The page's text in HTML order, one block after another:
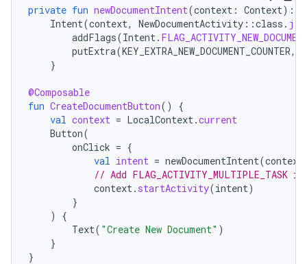
private fun newDocumentIntent(context : Context):
Intent(context, NewDocumentActivity ::class .
addFlags(Intent .
putExtra(KEY_EXTRA_NEW_DOCUMENT_COUNTER,
}
@Composable
fun CreateDocumentButton()
{
val context = LocalContext .current
Button(
onClick = {
val intent = newDocumentIntent(context
// Add
context . startActivity(intent)
}
)
{
Text( "Create New Document" )
}
}